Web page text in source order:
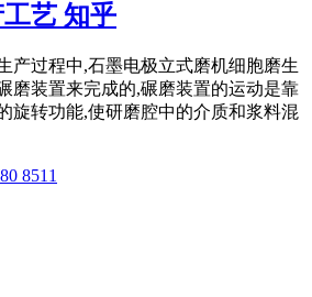
艺 知乎
产过程中,石墨电极立式磨机细胞磨生
磨装置来完成的,碾磨装置的运动是靠
旋转功能,使研磨腔中的介质和浆料混
8511